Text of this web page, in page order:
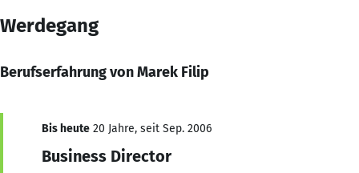
Werdegang
Berufserfahrung von Marek Filip
Bis heute 20 Jahre, seit Sep. 2006
Business Director